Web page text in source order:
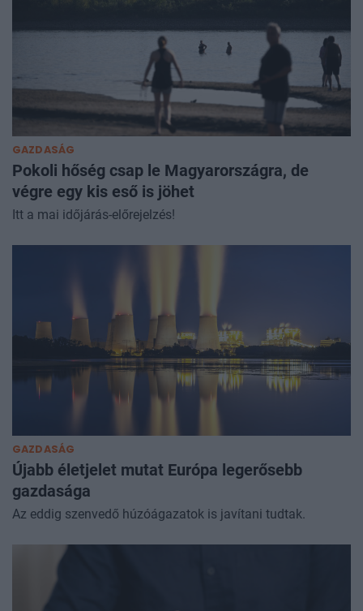
GAZDASÁG
Pokoli hőség csap le Magyarországra, de
végre egy kis eső is jöhet
Itt a mai időjárás-előrejelzés!
GAZDASÁG
Újabb életjelet mutat Európa legerősebb
gazdasága
Az eddig szenvedő húzóágazatok is javítani tudtak.